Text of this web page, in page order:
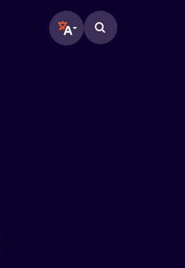
Translate page to another
Zoeken op de pagina.